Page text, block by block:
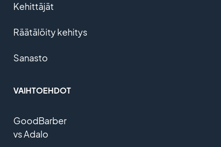
Kehittäjät
Räätälöity kehitys
Sanasto
VAIHTOEHDOT
GoodBarber
vs Adalo